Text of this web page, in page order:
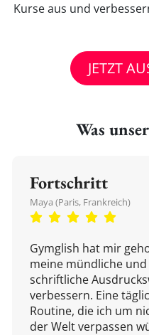
Kurse aus und
JETZT
Was
Fortschritt
Maya (Paris, Frankreich)
Gymglish hat mir
meine mündliche und
schriftliche
verbessern. Eine
Routine, die ich um
der Welt verpassen